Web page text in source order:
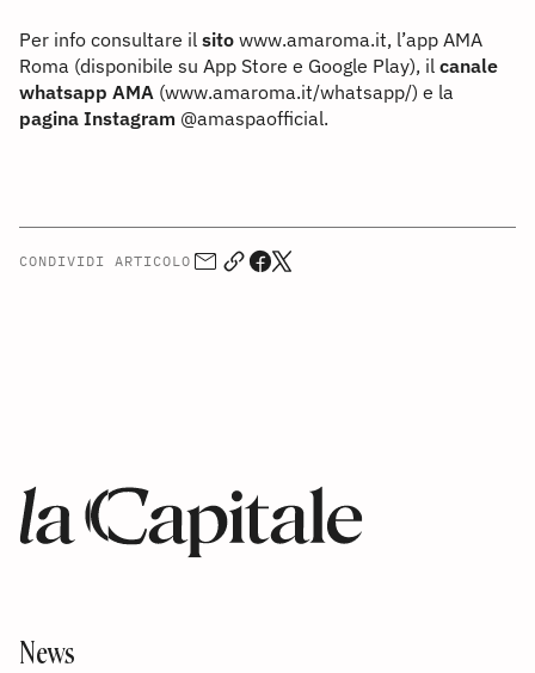
Per info consultare il sito www.amaroma.it, l’app AMA
Roma (disponibile su App Store e Google Play), il canale
whatsapp AMA (www.amaroma.it/whatsapp/) e la
pagina Instagram @amaspaofficial.
CONDIVIDI ARTICOLO
News